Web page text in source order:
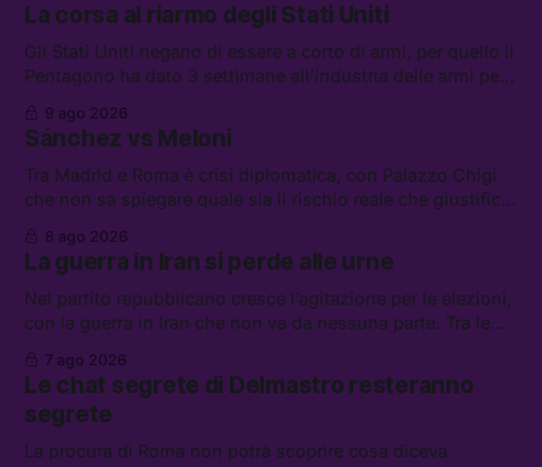
La corsa al riarmo degli Stati Uniti
Gli Stati Uniti negano di essere a corto di armi, per quello il
Pentagono ha dato 3 settimane all’industria delle armi per
continuerà ad usare i servizi di Palantir, la protesta contro
La Russa, e la centrale elettrica di Amazon in Texas
9 ago 2026
Sánchez vs Meloni
Tra Madrid e Roma è crisi diplomatica, con Palazzo Chigi
che non sa spiegare quale sia il rischio reale che giustifica
di difesa tra Arabia Saudita, Pakistan e Turchia, la crisi del
carburante irregolare, e un altro caso di IA ribelle
8 ago 2026
La guerra in Iran si perde alle urne
Nel partito repubblicano cresce l’agitazione per le elezioni,
con la guerra in Iran che non va da nessuna parte. Tra le
lavoro, Schlein prova a mettere in sicurezza la coalizione, e
che cos’è lo “Spiralismo,” la religione degli agenti IA
7 ago 2026
Le chat segrete di Delmastro resteranno
segrete
La procura di Roma non potrà scoprire cosa diceva